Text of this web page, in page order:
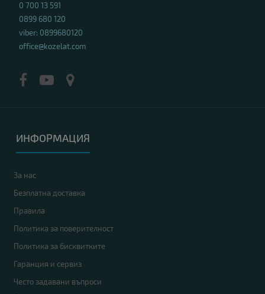
0 700 13 591
0899 680 120
viber: 0899680120
office@kozelat.com
ИНФОРМАЦИЯ
За нас
Безплатна доставка
Правила
Политика за поверителност
Политика за бисквитките
Гаранция и сервиз
Често задавани въпроси